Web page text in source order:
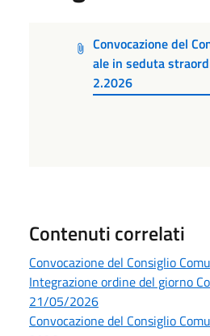
Convocazione del
ale in seduta
2.2026
Contenuti correlati
Convocazione del Consiglio
Integrazione ordine del giorno
21/05/2026
Convocazione del Consiglio